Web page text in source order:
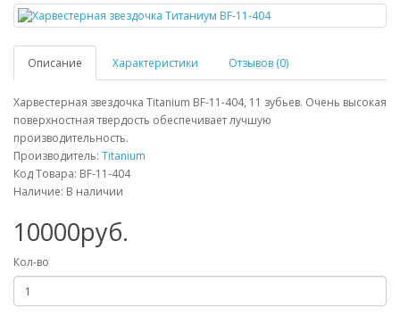
Описание Характеристики Отзывов (0)
Харвестерная звездочка Titanium BF-11-404, 11 зубьев. Очень высокая
поверхностная твердость обеспечивает лучшую
производительность.
Производитель: Titanium
Код Товара: BF-11-404
Наличие: В наличии
10000руб.
Кол-во